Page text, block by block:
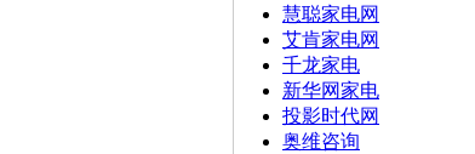
慧聪家电网
艾肯家电网
千龙家电
新华网家电
投影时代网
奥维咨询